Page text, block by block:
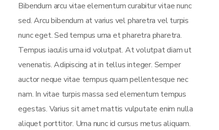
Bibendum arcu vitae elementum curabitur vitae nunc
sed. Arcu bibendum at varius vel pharetra vel turpis
nunc eget. Sed tempus urna et pharetra pharetra.
Tempus iaculis urna id volutpat. At volutpat diam ut
venenatis. Adipiscing at in tellus integer. Semper
auctor neque vitae tempus quam pellentesque nec
nam. In vitae turpis massa sed elementum tempus
egestas. Varius sit amet mattis vulputate enim nulla
aliquet porttitor. Urna nunc id cursus metus aliquam.